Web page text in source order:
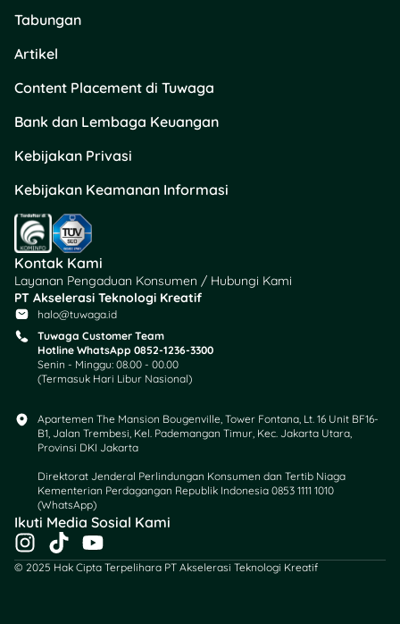
17.“Kemarin aku pintar,
mengubah dunia. Hari
ini aku bijak, jadi aku
sendiri.”
Pesannya:Motivasi buat
fokus perbaikan diri dulu.
18. “Dalam musim
dingin yang paling
dalam, aku akhirnya
tahu bahwa ada musim
panas yang tak
diriku.”
Pesannya:Selalu ada
kekuatan dalam diri meski
hidup berat.
19.“Kalau kamu benar-
Tabungan
Artikel
Content Placement di Tuwaga
Bank dan Lembaga Keuangan
Kebijakan Privasi
Kebijakan Keamanan Informasi
Kontak Kami
Layanan Pengaduan Konsumen / Hubungi Kami
PT Akselerasi Teknologi Kreatif
halo@tuwaga.id
Tuwaga Customer Team
Hotline WhatsApp 0852-1236-3300
Senin - Minggu: 08.00 - 00.00
(Termasuk Hari Libur Nasional)
Apartemen The Mansion Bougenville, Tower Fontana, Lt. 16 Unit BF16-
B1, Jalan Trembesi, Kel. Pademangan Timur, Kec. Jakarta Utara,
Provinsi DKI Jakarta
Direktorat Jenderal Perlindungan Konsumen dan Tertib Niaga
Kementerian Perdagangan Republik Indonesia 0853 1111 1010
(WhatsApp)​
Ikuti Media Sosial Kami
I
n
T
i
Y
o
© 2025 Hak Cipta Terpelihara PT Akselerasi Teknologi Kreatif